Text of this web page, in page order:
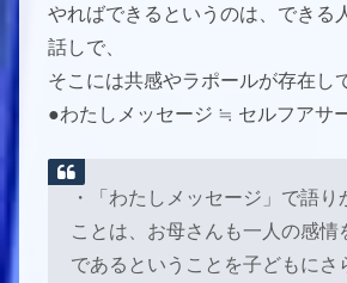
やればできるというのは、できる
話しで、
そこには共感やラポールが存在し
●わたしメッセージ ≒ セルフアサ
・「わたしメッセージ」で語り
ことは、お母さんも一人の感情
であるということを子どもにさ